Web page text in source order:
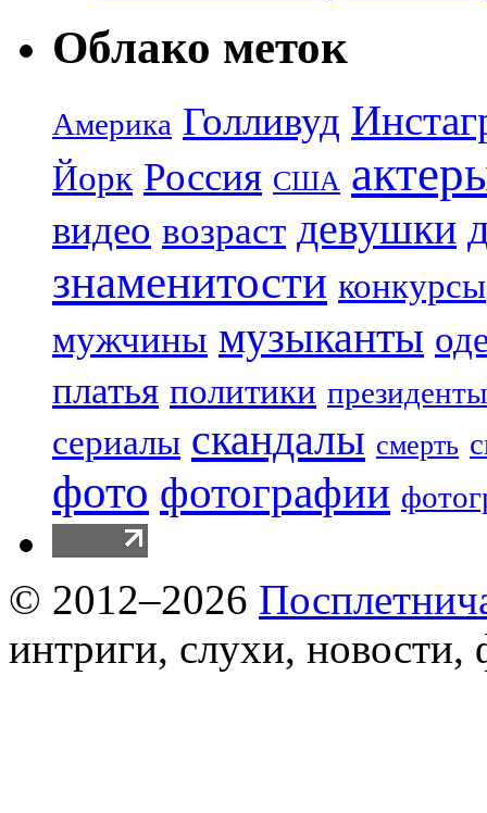
Облако меток
Америка Голливуд
Йорк Россия США
видео возраст девушки
знаменитости конкурсы
мужчины музыканты
платья политики президенты
сериалы скандалы смерть
фото фотографии
© 2012–2026
интриги, слухи, новости,